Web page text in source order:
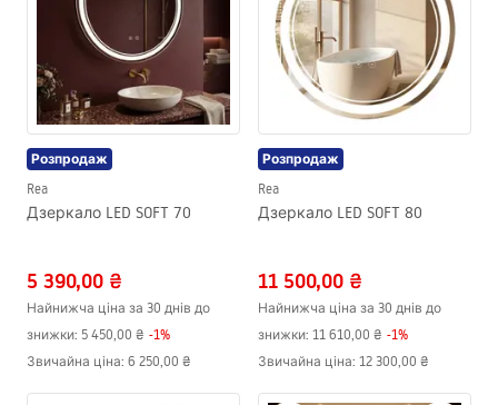
Розпродаж
Rea
Дзеркало LED SOFT 70
5 390,00 ₴
Найнижча ціна за 30 днів до
знижки: 5 450,00 ₴ -1%
Звичайна ціна: 6 250,00 ₴
Розпродаж
Rea
Дзеркало LED SOFT 80
11 500,00 ₴
Найнижча ціна за 30 днів до
знижки: 11 610,00 ₴ -1%
Звичайна ціна: 12 300,00 ₴